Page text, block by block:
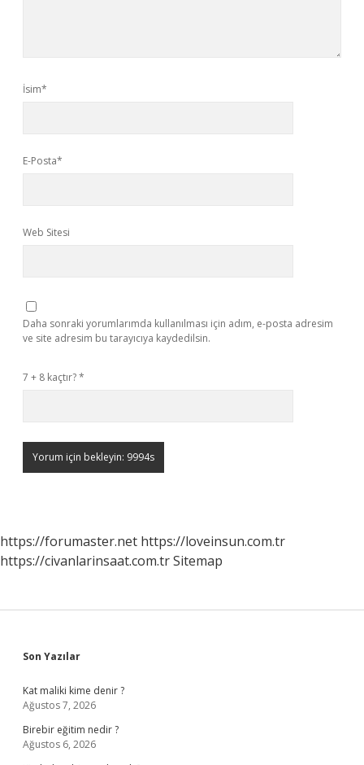
İsim*
E-Posta*
Web Sitesi
Daha sonraki yorumlarımda kullanılması için adım, e-posta adresim
ve site adresim bu tarayıcıya kaydedilsin.
7 + 8 kaçtır?*
https://forumaster.net https://loveinsun.com.tr
https://civanlarinsaat.com.trSitemap
Sidebar
Son Yazılar
Kat maliki kime denir ?
Ağustos 7, 2026
Birebir eğitim nedir ?
Ağustos 6, 2026